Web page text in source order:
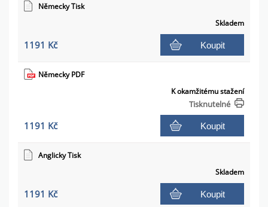
Německy Tisk
Skladem
1191 Kč Koupit
Německy PDF
K okamžitému stažení
Tisknutelné
1191 Kč Koupit
Anglicky Tisk
Skladem
1191 Kč Koupit